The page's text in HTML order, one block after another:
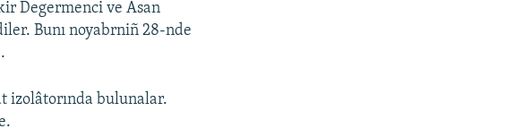
Degermenci ve Asan
Bunı noyabrniñ 28-nde
izolâtorında bulunalar.